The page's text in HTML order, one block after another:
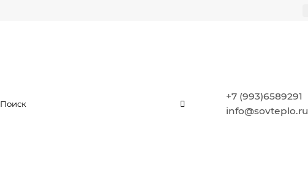
+7 (993)6589291
info@sovteplo.ru